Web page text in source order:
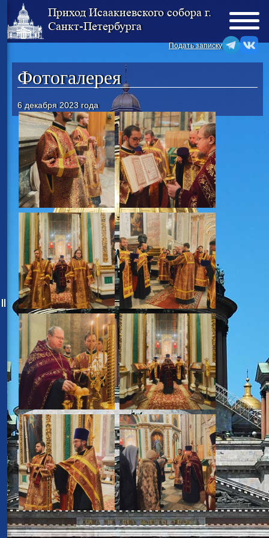
Приход Исаакиевского собора г.
Санкт-Петербурга
Подать записку
Фотогалерея
6 декабря 2023 года